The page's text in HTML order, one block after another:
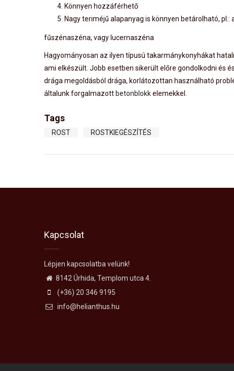
Könnyen hozzáférhető
Nagy teriméjű alapanyag is könnyen betárolható, pl.:
fűszénaszéna, vagy lucernaszéna
Hagyományosan az ilyen típusú takarmánykonyhákat
ami elkészült. Jobb esetben sikerült előre gondolkodni és
drága megoldásból drága, korlátozottan használható
általunk forgalmazott betonblokkelemekkel.
Tags
ROST ROSTKIEGÉSZÍTÉS
Kapcsolat
Lépjen kapcsolatba velünk!
8142 Úrhida, Templom utca 4.
(+36) 20 346 9195
info@helianthus.hu